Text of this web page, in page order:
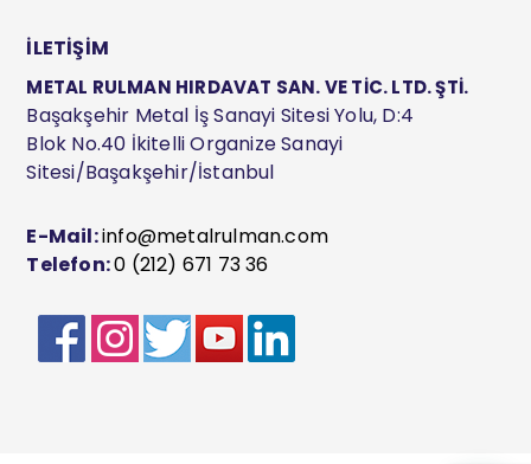
İLETİŞİM
METAL RULMAN HIRDAVAT SAN. VE TİC. LTD. ŞTİ.
Başakşehir Metal İş Sanayi Sitesi Yolu, D:4
Blok No.40 İkitelli Organize Sanayi
Sitesi/Başakşehir/İstanbul
E-Mail:info@metalrulman.com
Telefon:0 (212) 671 73 36